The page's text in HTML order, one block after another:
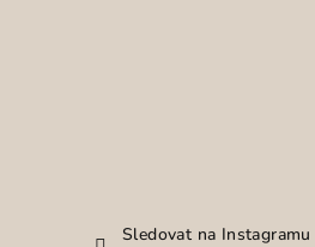
Sledovat na Instagramu